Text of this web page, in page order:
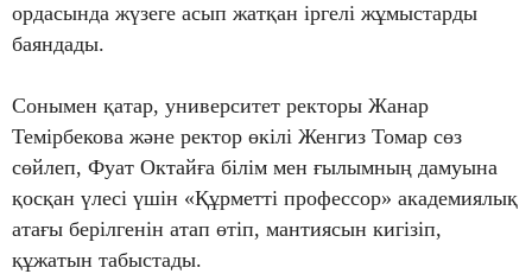
ордасында жүзеге асып жатқан іргелі жұмыстарды
баяндады.
Сонымен қатар, университет ректоры Жанар
Темірбекова және ректор өкілі Женгиз Томар сөз
сөйлеп, Фуат Октайға білім мен ғылымның дамуына
қосқан үлесі үшін «Құрметті профессор» академиялық
атағы берілгенін атап өтіп, мантиясын кигізіп,
құжатын табыстады.